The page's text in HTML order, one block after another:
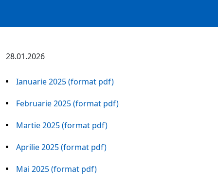
28.01.2026
Ianuarie 2025 (format pdf)
Februarie 2025 (format pdf)
Martie 2025 (format pdf)
Aprilie 2025 (format pdf)
Mai 2025 (format pdf)